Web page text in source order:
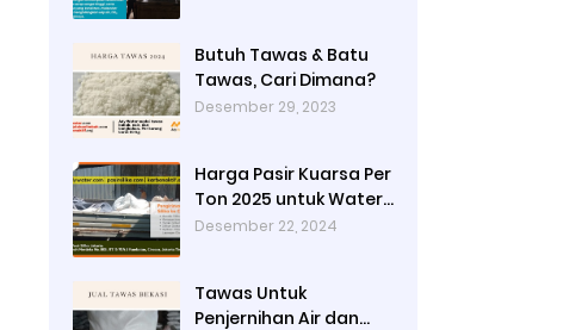
Butuh Tawas & Batu
Tawas, Cari Dimana?
Desember 29, 2023
Harga Pasir Kuarsa Per
Ton 2025 untuk Water
Treatment Plant di
Desember 22, 2024
Tawas Untuk
Penjernihan Air dan